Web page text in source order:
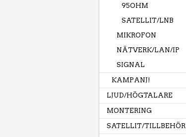
95OHM
SATELLIT/LNB
MIKROFON
NÄTVERK/LAN/IP
SIGNAL
KAMPANJ!
LJUD/HÖGTALARE
MONTERING
SATELLIT/TILLBEHÖR